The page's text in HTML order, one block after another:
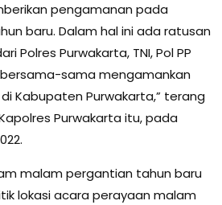
pengamanan pada
baru. Dalam hal ini ada ratusan
Polres Purwakarta, TNI, Pol PP
sama mengamankan
Kabupaten Purwakarta,” terang
Purwakarta itu, pada
malam pergantian tahun baru
lokasi acara perayaan malam